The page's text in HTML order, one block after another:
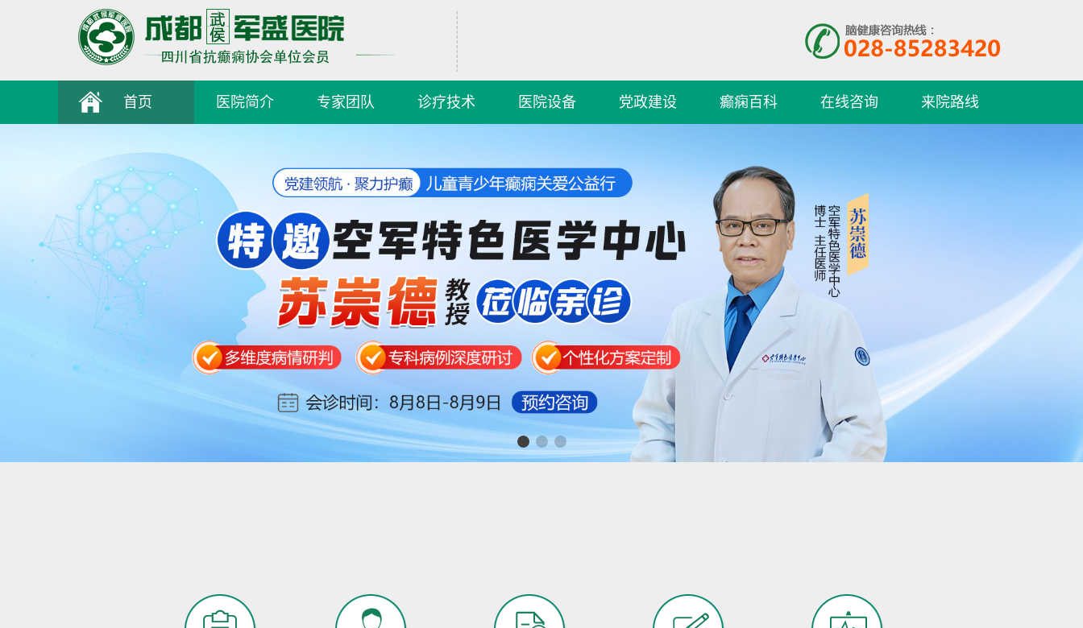
首页 医院简介 专家团队 诊疗技术 医院设备 党政建设 癫痫百科 在线咨询 来院路线
许冬梅
伍雪英，1990年毕业
于西藏民族学院临床
医学...
预约挂号
游高升
李恩